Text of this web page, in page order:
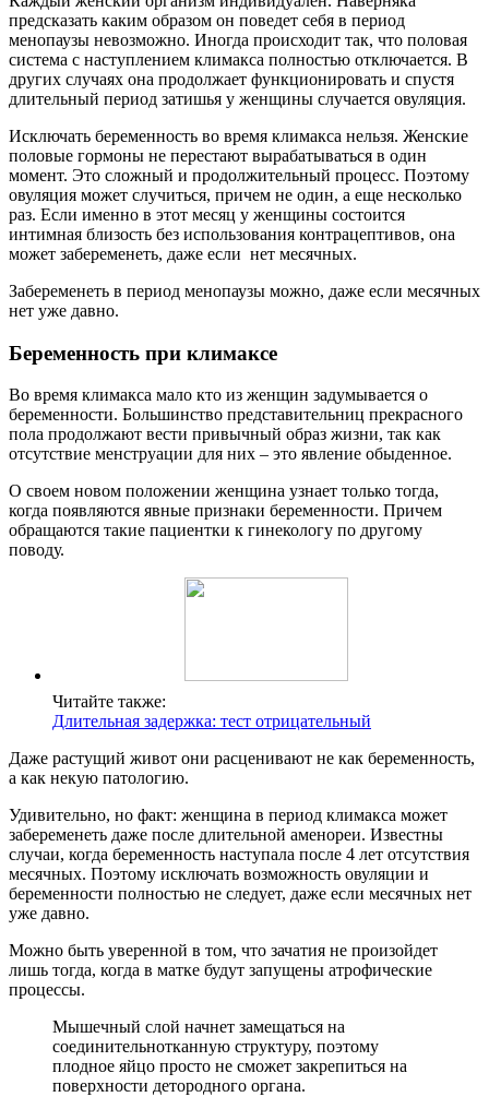
предсказать каким образом он поведет себя в период
менопаузы невозможно. Иногда происходит так, что половая
система с наступлением климакса полностью отключается. В
других случаях она продолжает функционировать и спустя
длительный период затишья у женщины случается овуляция.
Исключать беременность во время климакса нельзя. Женские
половые гормоны не перестают вырабатываться в один
момент. Это сложный и продолжительный процесс. Поэтому
овуляция может случиться, причем не один, а еще несколько
раз. Если именно в этот месяц у женщины состоится
интимная близость без использования контрацептивов, она
может забеременеть, даже если нет месячных.
Забеременеть в период менопаузы можно, даже если месячных
нет уже давно.
Беременность при климаксе
Во время климакса мало кто из женщин задумывается о
беременности. Большинство представительниц прекрасного
пола продолжают вести привычный образ жизни, так как
отсутствие менструации для них – это явление обыденное.
О своем новом положении женщина узнает только тогда,
когда появляются явные признаки беременности. Причем
обращаются такие пациентки к гинекологу по другому
поводу.
Читайте также:
Длительная задержка: тест отрицательный
Даже растущий живот они расценивают не как беременность,
а как некую патологию.
Удивительно, но факт: женщина в период климакса может
забеременеть даже после длительной аменореи. Известны
случаи, когда беременность наступала после 4 лет отсутствия
месячных. Поэтому исключать возможность овуляции и
беременности полностью не следует, даже если месячных нет
уже давно.
Можно быть уверенной в том, что зачатия не произойдет
лишь тогда, когда в матке будут запущены атрофические
процессы.
Мышечный слой начнет замещаться на
соединительнотканную структуру, поэтому
плодное яйцо просто не сможет закрепиться на
поверхности детородного органа.